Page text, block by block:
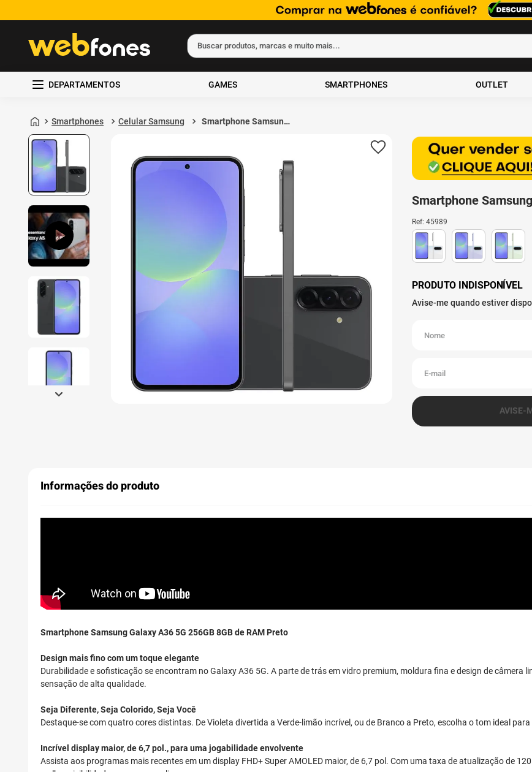
Buscar produtos, marcas e muito mais...
DEPARTAMENTOS GAMES SMARTPHONES OUTLET
Smartphones Celular Samsung
Smartphone Samsung
Smartphone
Ref: 45989
Informações do produto
Smartphone Samsung Galaxy A36 5G 256GB 8GB de RAM Preto
Design mais fino com um toque elegante
Durabilidade e sofisticação se encontram no Galaxy A36 5G. A parte de trás em vidro premium, moldura fina e design de câmera
sensação de alta qualidade.
Seja Diferente, Seja Colorido, Seja Você
Destaque-se com quatro cores distintas. De Violeta divertida a Verde-limão incrível, ou de Branco a Preto, escolha o tom ideal para
Incrível display maior, de 6,7 pol., para uma jogabilidade envolvente
Assista aos programas mais recentes em um display FHD+ Super AMOLED maior, de 6,7 pol. Com uma taxa de atualização de
Termos mais buscados
2º
gift card
4º
ps4
5º